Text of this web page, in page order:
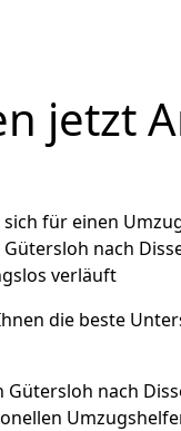
jetzt
für einen
nach
verläuft
die beste
nach